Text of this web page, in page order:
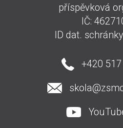
příspěvková
IČ:
ID dat.
+420